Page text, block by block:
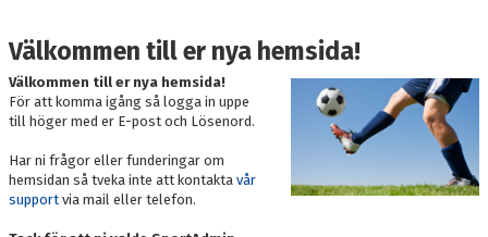
DOKUMENT
KONTAKT
Välkommen till er nya hemsida!
Välkommen till er nya hemsida!
För att komma igång så logga in uppe
till höger med er E-post och Lösenord.
Har ni frågor eller funderingar om
hemsidan så tveka inte att kontakta vår
support via mail eller telefon.